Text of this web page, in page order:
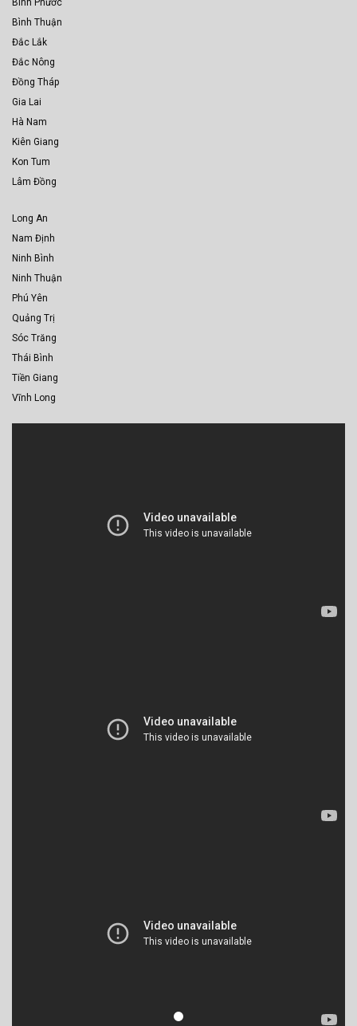
Bình Phước
Bình Thuận
Đắc Lắk
Đắc Nông
Đồng Tháp
Gia Lai
Hà Nam
Kiên Giang
Kon Tum
Lâm Đồng
Long An
Nam Định
Ninh Bình
Ninh Thuận
Phú Yên
Quảng Trị
Sóc Trăng
Thái Bình
Tiền Giang
Vĩnh Long